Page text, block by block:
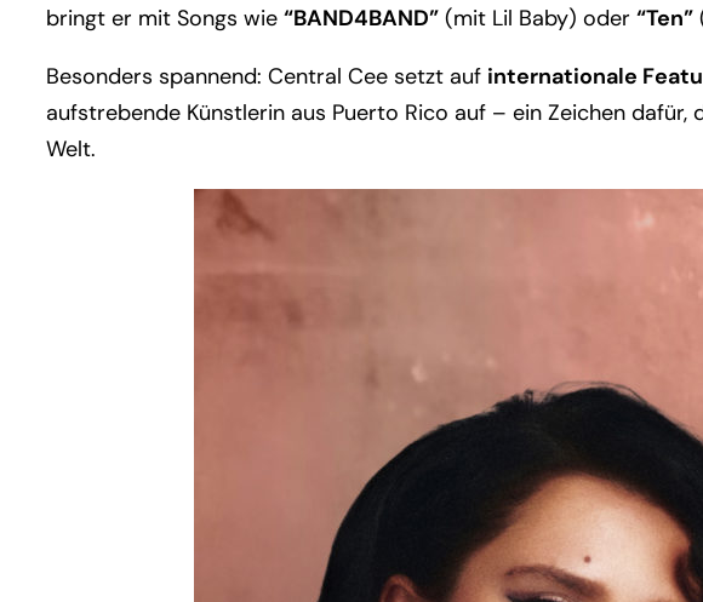
bringt er mit Songs wie “BAND4BAND” (mit Lil Baby) oder “Ten”
Besonders spannend: Central Cee setzt auf internationale
aufstrebende Künstlerin aus Puerto Rico auf – ein Zeichen
Welt.